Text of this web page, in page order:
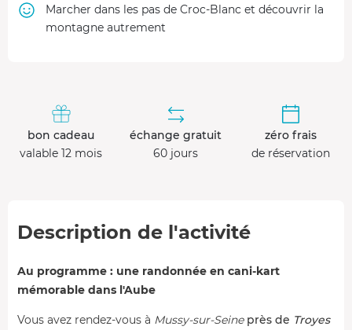
Marcher dans les pas de Croc-Blanc et découvrir la
montagne autrement
bon cadeau
valable 12 mois
échange gratuit
60 jours
zéro frais
de réservation
Description de l'activité
Au programme : une randonnée en cani-kart
mémorable dans l'Aube
Vous avez rendez-vous à Mussy-sur-Seine près de Troyes